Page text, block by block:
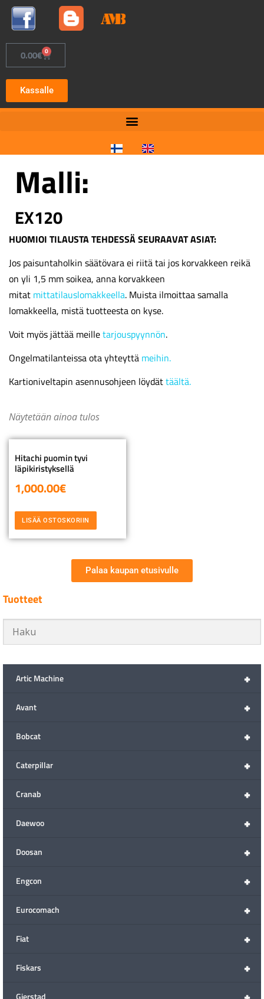
0.00€ 0
Kassalle
Malli:
EX120
HUOMIOI TILAUSTA TEHDESSÄ SEURAAVAT ASIAT:
Jos paisuntaholkin säätövara ei riitä tai jos korvakkeen reikä
on yli 1,5 mm soikea, anna korvakkeen
mitat mittatilauslomakkeella. Muista ilmoittaa samalla
lomakkeella, mistä tuotteesta on kyse.
Voit myös jättää meilletarjouspyynnön.
Ongelmatilanteissa ota yhteyttä meihin.
Kartioniveltapin asennusohjeen löydättäältä.
Näytetään ainoa tulos
Hitachi puomin tyvi
läpikiristyksellä
1,000.00€
LISÄÄ OSTOSKORIIN
Palaa kaupan etusivulle
Tuotteet
+
Artic Machine
+
Avant
+
Bobcat
+
Caterpillar
+
Cranab
+
Daewoo
+
Doosan
+
Engcon
+
Eurocomach
+
Fiat
+
Fiskars
Gjerstad